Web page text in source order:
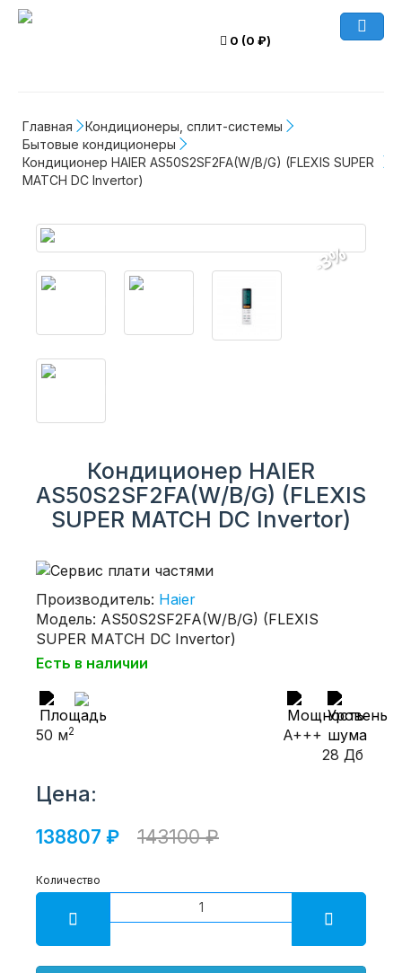
0 (0 ₽)
Главная
Кондиционеры, сплит-системы
Бытовые кондиционеры
Кондиционер HAIER AS50S2SF2FA(W/B/G) (FLEXIS SUPER
MATCH DC Invertor)
-3%
Кондиционер HAIER
AS50S2SF2FA(W/B/G) (FLEXIS
SUPER MATCH DC Invertor)
Производитель: Haier
Модель: AS50S2SF2FA(W/B/G) (FLEXIS
SUPER MATCH DC Invertor)
Есть в наличии
50 м2
A+++
28 Дб
Цена:
138807 ₽ 143100 ₽
Количество